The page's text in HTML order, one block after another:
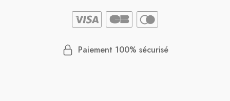
Paiement 100% sécurisé